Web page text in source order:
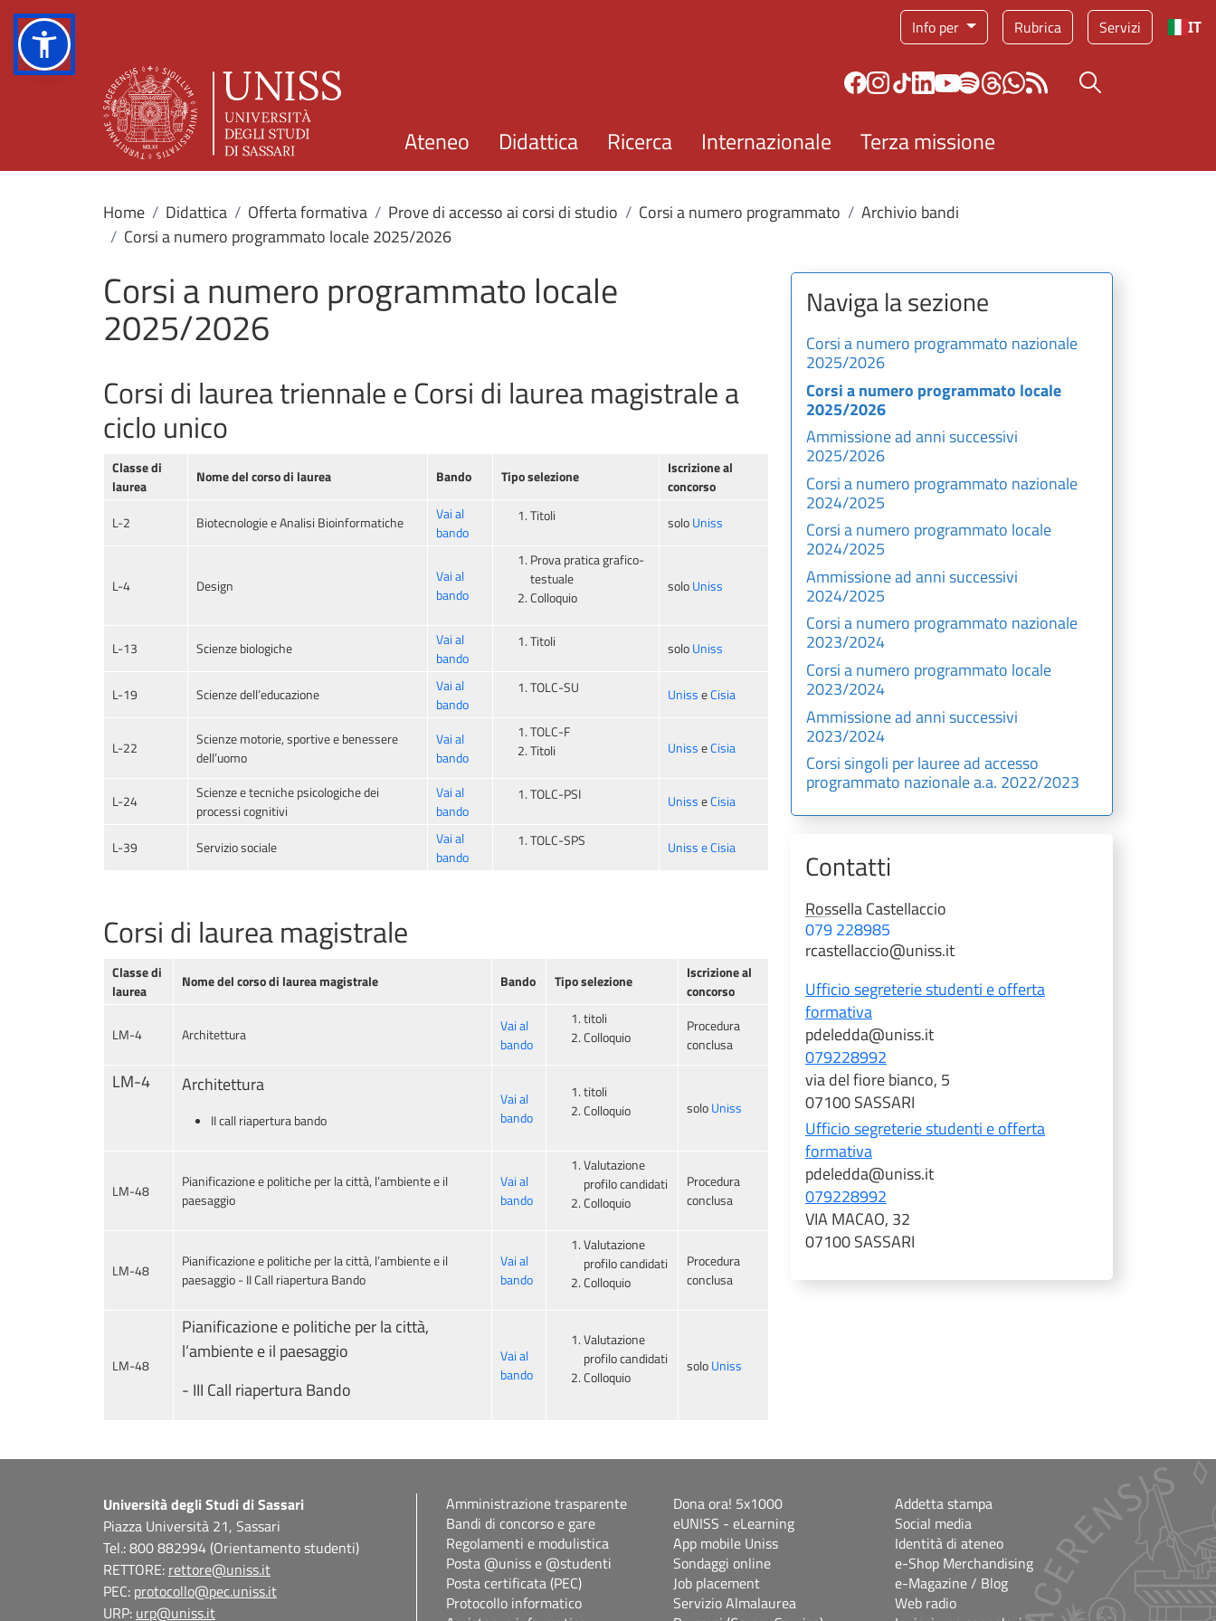
Info per Rubrica Servizi IT
Bottone cerca
Ateneo Didattica Ricerca Internazionale Terza missione
Home Didattica Offerta formativa Prove di accesso ai corsi di studio Corsi a numero programmato
Archivio bandi
Corsi a numero programmato locale 2025/2026
Corsi a numero programmato locale
2025/2026
Corsi di laurea triennale e Corsi di laurea magistrale a
ciclo unico
Classe di
laurea
Nome del corso di laurea Bando Tipo selezione
Iscrizione al
concorso
L-2
Biotecnologie e Analisi Bioinformatiche
Vai al
bando
Titoli soloUniss
L-4 Design
Vai al
bando
Prova pratica grafico-
testuale
Colloquio
soloUniss
L-13 Scienze biologiche
Vai al
bando
Titoli soloUniss
L-19 Scienze dell’educazione
Vai al
bando
TOLC-SU UnisseCisia
L-22
Scienze motorie, sportive e benessere
dell’uomo
Vai al
bando
TOLC-F
Titoli
UnisseCisia
L-24
Scienze e tecniche psicologiche dei
processi cognitivi
Vai al
bando
TOLC-PSI UnisseCisia
L-39 Servizio sociale
Vai al
bando
TOLC-SPS Uniss eCisia
Corsi di laurea magistrale
Classe di
laurea
Nome del corso di laurea magistrale Bando Tipo selezione
Iscrizione al
concorso
LM-4 Architettura
Vai al
bando
titoli
Colloquio
Procedura
conclusa
LM-4 Architettura
II call riapertura bando
Vai al
bando
titoli
Colloquio
soloUniss
LM-48
Pianificazione e politiche per la città, l’ambiente e il
paesaggio
Vai al
bando
Valutazione
profilo candidati
Colloquio
Procedura
conclusa
LM-48
Pianificazione e politiche per la città, l’ambiente e il
paesaggio - II Call riapertura Bando
Vai al
bando
Valutazione
profilo candidati
Colloquio
Procedura
conclusa
LM-48
Pianificazione e politiche per la città,
l’ambiente e il paesaggio
- III Call riapertura Bando
Vai al
bando
Valutazione
profilo candidati
Colloquio
soloUniss
Naviga la sezione
Corsi a numero programmato nazionale
2025/2026
Corsi a numero programmato locale
2025/2026
Ammissione ad anni successivi
2025/2026
Corsi a numero programmato nazionale
2024/2025
Corsi a numero programmato locale
2024/2025
Ammissione ad anni successivi
2024/2025
Corsi a numero programmato nazionale
2023/2024
Corsi a numero programmato locale
2023/2024
Ammissione ad anni successivi
2023/2024
Corsi singoli per lauree ad accesso
programmato nazionale a.a. 2022/2023
Contatti
RossellaCastellaccio
079 228985
rcastellaccio@uniss.it
Ufficio segreterie studenti e offerta
formativa
pdeledda@uniss.it
079228992
via del fiore bianco, 5
07100 SASSARI
Ufficio segreterie studenti e offerta
formativa
pdeledda@uniss.it
079228992
VIA MACAO, 32
07100 SASSARI
Università degli Studi di Sassari
Piazza Università 21, Sassari
Tel.: 800 882994 (Orientamento studenti)
RETTORE: rettore@uniss.it
PEC: protocollo@pec.uniss.it
URP: urp@uniss.it
Amministrazione trasparente
Bandi di concorso e gare
Regolamenti e modulistica
Posta @uniss e @studenti
Posta certificata (PEC)
Protocollo informatico
Dona ora! 5x1000
eUNISS - eLearning
App mobile Uniss
Sondaggi online
Job placement
Servizio Almalaurea
Addetta stampa
Social media
Identità di ateneo
e-Shop Merchandising
e-Magazine / Blog
Web radio